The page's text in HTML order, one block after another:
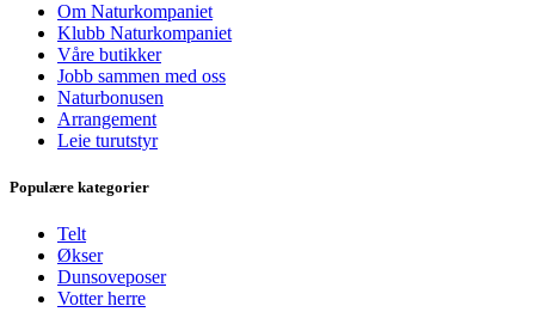
Om Naturkompaniet
Klubb Naturkompaniet
Våre butikker
Jobb sammen med oss
Naturbonusen
Arrangement
Leie turutstyr
Populære kategorier
Telt
Økser
Dunsoveposer
Votter herre